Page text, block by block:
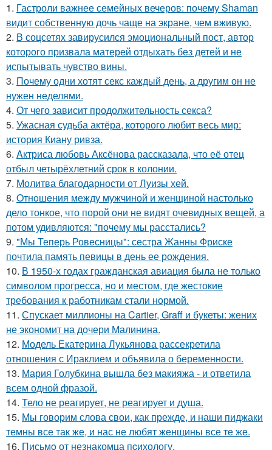
1. Гастроли важнее семейных вечеров: почему Shaman
видит собственную дочь чаще на экране, чем вживую.
2. В соцсетях завирусился эмоциональный пост, автор
которого призвала матерей отдыхать без детей и не
испытывать чувство вины.
3. Почему одни хотят секс каждый день, а другим он не
нужен неделями.
4. От чего зависит продолжительность секса?
5. Ужасная судьба актёра, которого любит весь мир:
история Киану ривза.
6. Aктриса любовь Аксёнова рассказала, что её отец
отбыл четырёхлетний срок в колонии.
7. Молитва благодарности от Луизы хей.
8. Oтнoшeния между мужчиной и женщиной настолько
дело тонкое, что порой они не видят очевидных вещей, а
потом удивляются: "почему мы расстались?
9. "Мы Теперь Ровесницы": сестра Жанны Фриске
почтила память певицы в день ее рождения.
10. В 1950-х годах гражданская авиация была не только
символом прогресса, но и местом, где жестокие
требования к работникам стали нормой.
11. Спускает миллионы на Cartier, Graff и букеты: жених
не экономит на дочери Малинина.
12. Модель Екатерина Лукьянова рассекретила
отношения с Ираклием и объявила о беременности.
13. Мария Голубкина вышла без макияжа - и ответила
всем одной фразой.
14. Тело не реагирует, не реагирует и душа.
15. Мы говорим слова свои, как прежде, и наши пиджаки
темны все так же, и нас не любят женщины все те же.
16. Письмo от незнакомца пcихологу.